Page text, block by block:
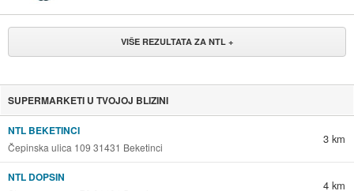
VIŠE REZULTATA ZA NTL +
SUPERMARKETI U TVOJOJ BLIZINI
NTL BEKETINCI
Čepinska ulica 109 31431 Beketinci
3 km
NTL DOPSIN
4 km